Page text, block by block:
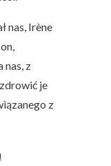
nas, Irène
nas, z
je
z